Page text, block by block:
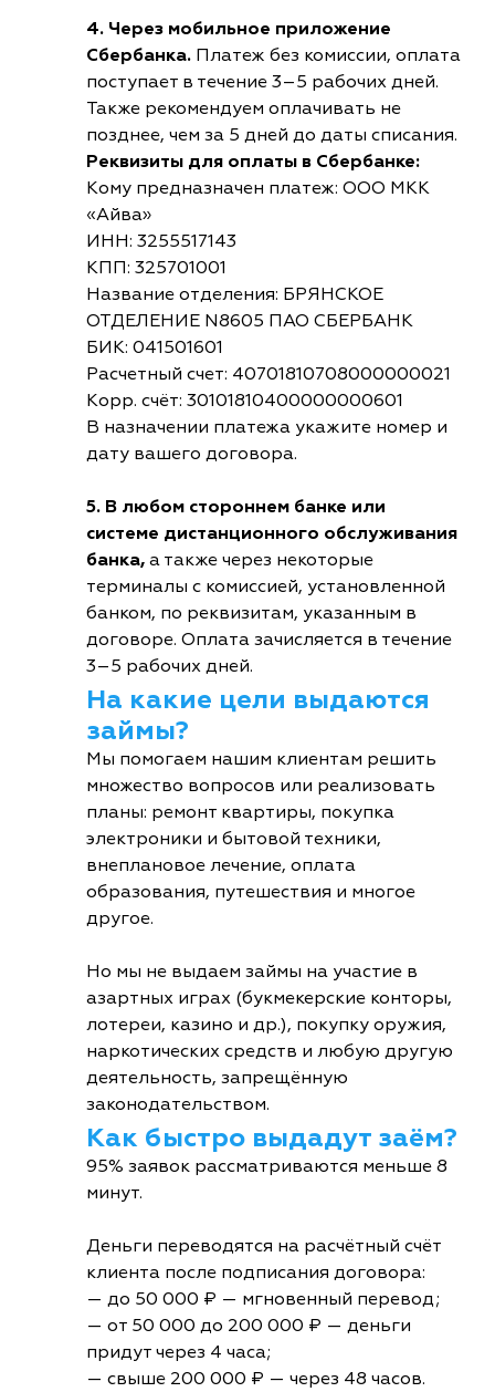
4. Через мобильное приложение
Сбербанка. Платеж без комиссии, оплата
поступает в течение 3–5 рабочих дней.
Также рекомендуем оплачивать не
позднее, чем за 5 дней до даты списания.
Реквизиты для оплаты в Сбербанке:
Кому предназначен платеж: ООО МКК
«Айва»
ИНН: 3255517143
КПП: 325701001
Название отделения: БРЯНСКОЕ
ОТДЕЛЕНИЕ N8605 ПАО СБЕРБАНК
БИК: 041501601
Расчетный счет: 40701810708000000021
Корр. счёт: 30101810400000000601
В назначении платежа укажите номер и
дату вашего договора.
5. В любом стороннем банке или
системе дистанционного обслуживания
банка, а также через некоторые
терминалы с комиссией, установленной
банком, по реквизитам, указанным в
договоре. Оплата зачисляется в течение
3–5 рабочих дней.
На какие цели выдаются
займы?
Мы помогаем нашим клиентам решить
множество вопросов или реализовать
планы: ремонт квартиры, покупка
электроники и бытовой техники,
внеплановое лечение, оплата
образования, путешествия и многое
другое.
Но мы не выдаем займы на участие в
азартных играх (букмекерские конторы,
лотереи, казино и др.), покупку оружия,
наркотических средств и любую другую
деятельность, запрещённую
законодательством.
Как быстро выдадут заём?
95% заявок рассматриваются меньше 8
минут.
Деньги переводятся на расчётный счёт
клиента после подписания договора:
— до 50 000 ₽ — мгновенный перевод;
— от 50 000 до 200 000 ₽ — деньги
придут через 4 часа;
— свыше 200 000 ₽ — через 48 часов.